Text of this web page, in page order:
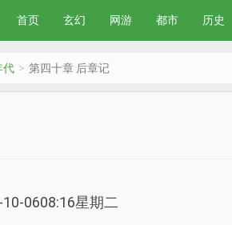
首页 玄幻 网游 都市 历史
代 第四十章 后章记
0608:16星期二